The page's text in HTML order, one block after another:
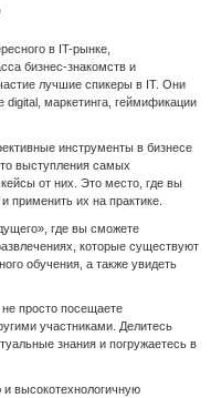
в IT-рынке,
бизнес-знакомств и
лучшие спикеры в IT. Они
маркетинга, геймификации
инструменты в бизнесе
выступления самых
от них. Это место, где вы
применить их на практике.
где вы сможете
которые существуют
обучения, а также увидеть
просто посещаете
участниками. Делитесь
знания и погружаетесь в
высокотехнологичную